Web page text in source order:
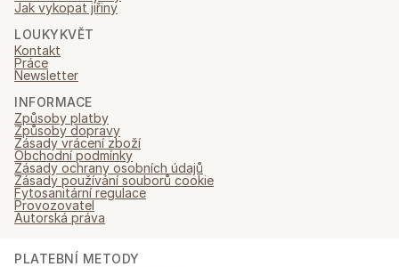
Jak vykopat jiřiny
LOUKYKVĚT
Kontakt
Práce
Newsletter
INFORMACE
Způsoby platby
Způsoby dopravy
Zásady vrácení zboží
Obchodní podmínky
Zásady ochrany osobních údajů
Zásady používání souborů cookie
Fytosanitární regulace
Provozovatel
Autorská práva
PLATEBNÍ METODY